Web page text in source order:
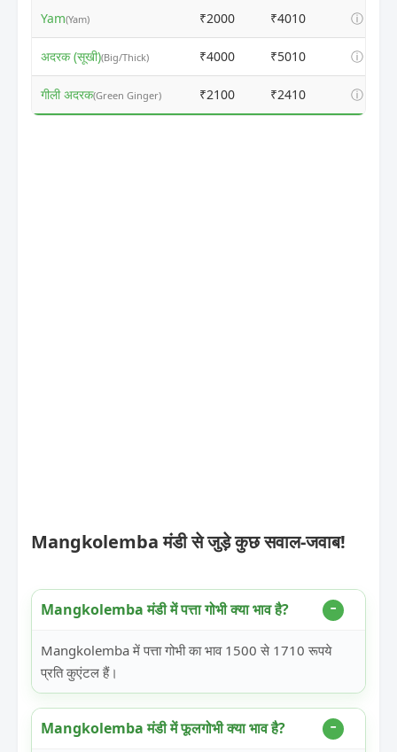
Yam(Yam) ₹2000 ₹4010 ⓘ
अदरक (सूखी)(Big/Thick) ₹4000 ₹5010 ⓘ
गीली अदरक(Green Ginger) ₹2100 ₹2410 ⓘ
Mangkolemba मंडी से जुड़े कुछ सवाल-जवाब!
Mangkolemba मंडी में पत्ता गोभी क्या भाव है?
Mangkolemba में पत्ता गोभी का भाव 1500 से 1710 रूपये
प्रति कुएंटल हैं।
Mangkolemba मंडी में फूलगोभी क्या भाव है?